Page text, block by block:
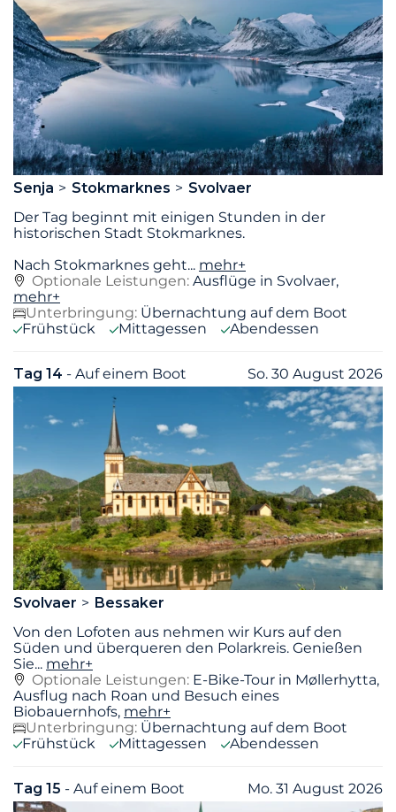
Senja Stokmarknes
Svolvaer
Der Tag beginnt mit einigen Stunden in der
historischen Stadt Stokmarknes.
Nach Stokmarknes geht... mehr+
Optionale Leistungen: Ausflüge in Svolvaer,
mehr+
Unterbringung: Übernachtung auf dem Boot
Frühstück
Mittagessen Abendessen
Tag 14 - Auf einem Boot So. 30 August 2026
Svolvaer
Bessaker
Von den Lofoten aus nehmen wir Kurs auf den
Süden und überqueren den Polarkreis. Genießen
Sie... mehr+
Optionale Leistungen: E-Bike-Tour in Møllerhytta,
Ausflug nach Roan und Besuch eines
Biobauernhofs, mehr+
Unterbringung: Übernachtung auf dem Boot
Frühstück
Mittagessen Abendessen
Tag 15 - Auf einem Boot Mo. 31 August 2026